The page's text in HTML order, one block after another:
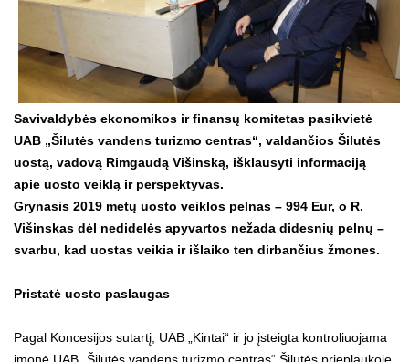
Savivaldybės ekonomikos ir finansų komitetas pasikvietė
UAB „Šilutės vandens turizmo centras“, valdančios Šilutės
uostą, vadovą Rimgaudą Višinską, išklausyti informaciją
apie uosto veiklą ir perspektyvas.
Grynasis 2019 metų uosto veiklos pelnas – 994 Eur, o R.
Višinskas dėl nedidelės apyvartos nežada didesnių pelnų –
svarbu, kad uostas veikia ir išlaiko ten dirbančius žmones.
Pristatė uosto paslaugas
Pagal Koncesijos sutartį, UAB „Kintai“ ir jo įsteigta kontroliuojama